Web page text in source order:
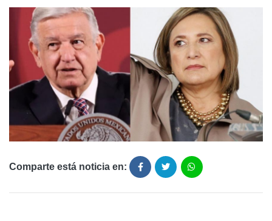
Comparte está noticia en: